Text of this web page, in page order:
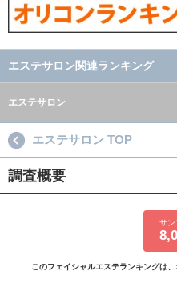
エステサロン関連ランキング
エステサロン
エステサロン TOP
調査概要
サン
このフェイシャルエステランキングは